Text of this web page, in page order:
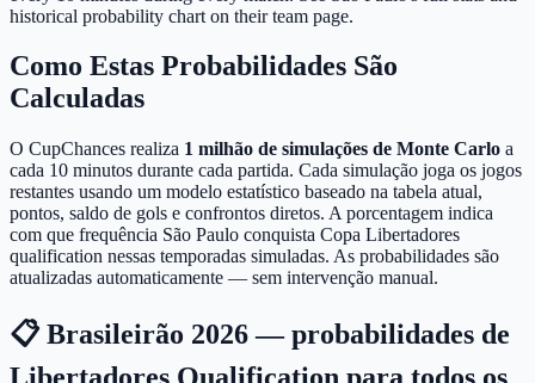
historical probability chart on their team page.
Como Estas Probabilidades São
Calculadas
O CupChances realiza 1 milhão de simulações de Monte Carlo a
cada 10 minutos durante cada partida. Cada simulação joga os jogos
restantes usando um modelo estatístico baseado na tabela atual,
pontos, saldo de gols e confrontos diretos. A porcentagem indica
com que frequência São Paulo conquista Copa Libertadores
qualification nessas temporadas simuladas. As probabilidades são
atualizadas automaticamente — sem intervenção manual.
📋 Brasileirão 2026 — probabilidades de